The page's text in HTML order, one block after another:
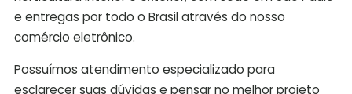
e entregas por todo o Brasil através do nosso
comércio eletrônico.
Possuímos atendimento especializado para
esclarecer suas dúvidas e pensar no melhor projeto